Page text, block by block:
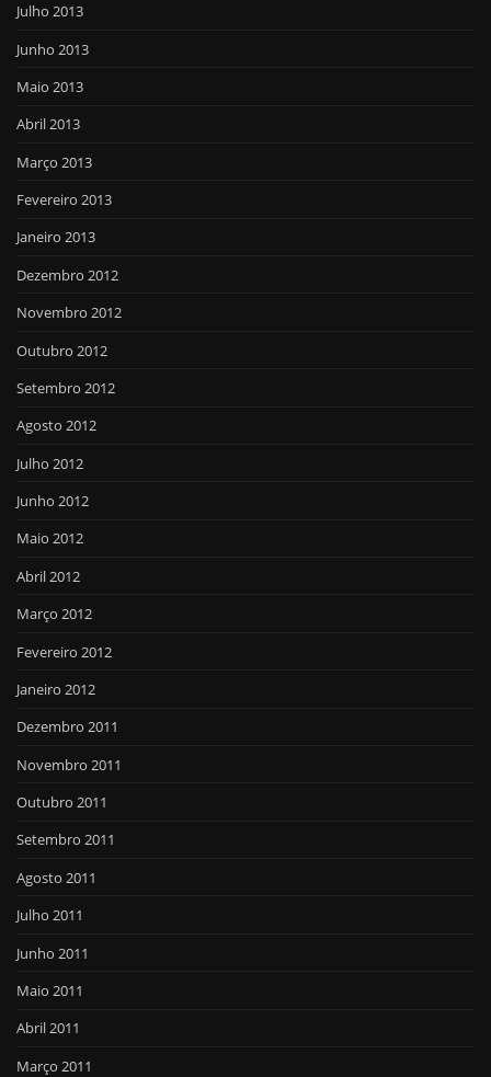
Julho 2013
Junho 2013
Maio 2013
Abril 2013
Março 2013
Fevereiro 2013
Janeiro 2013
Dezembro 2012
Novembro 2012
Outubro 2012
Setembro 2012
Agosto 2012
Julho 2012
Junho 2012
Maio 2012
Abril 2012
Março 2012
Fevereiro 2012
Janeiro 2012
Dezembro 2011
Novembro 2011
Outubro 2011
Setembro 2011
Agosto 2011
Julho 2011
Junho 2011
Maio 2011
Abril 2011
Março 2011